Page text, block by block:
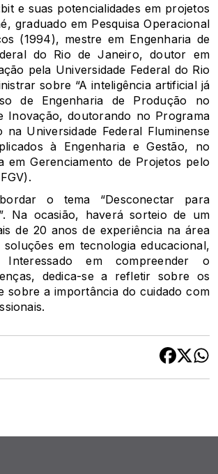
e suas potencialidades em projetos
graduado em Pesquisa Operacional
(1994), mestre em Engenharia de
do Rio de Janeiro, doutor em
pela Universidade Federal do Rio
sobre “A inteligência artificial já
de Engenharia de Produção no
Inovação, doutorando no Programa
Universidade Federal Fluminense
à Engenharia e Gestão, no
em Gerenciamento de Projetos pelo
o tema “Desconectar para
Na ocasião, haverá sorteio de um
de 20 anos de experiência na área
em tecnologia educacional,
em compreender o
dedica-se a refletir sobre os
sobre a importância do cuidado com